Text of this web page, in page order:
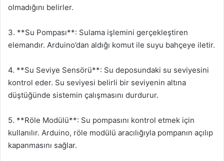
olmadığını belirler.
3. **Su Pompası**: Sulama işlemini gerçekleştiren
elemandır. Arduino’dan aldığı komut ile suyu bahçeye iletir.
4. **Su Seviye Sensörü**: Su deposundaki su seviyesini
kontrol eder. Su seviyesi belirli bir seviyenin altına
düştüğünde sistemin çalışmasını durdurur.
5. **Röle Modülü**: Su pompasını kontrol etmek için
kullanılır. Arduino, röle modülü aracılığıyla pompanın açılıp
kapanmasını sağlar.